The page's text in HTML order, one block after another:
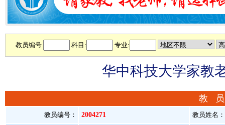
教员编号 科目: 专业:
华中科技大学家教
教
教员编号： 2004271 教员姓名